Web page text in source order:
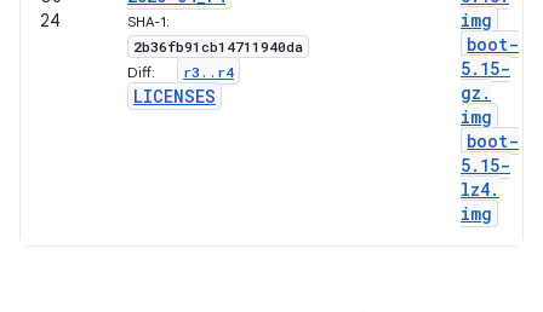
24
SHA-1:
2b36fb91cb14711940da
Diff: r3 . . r4
LICENSES
img
boot-
5. 15-
gz .
img
boot-
5. 15-
lz4.
img